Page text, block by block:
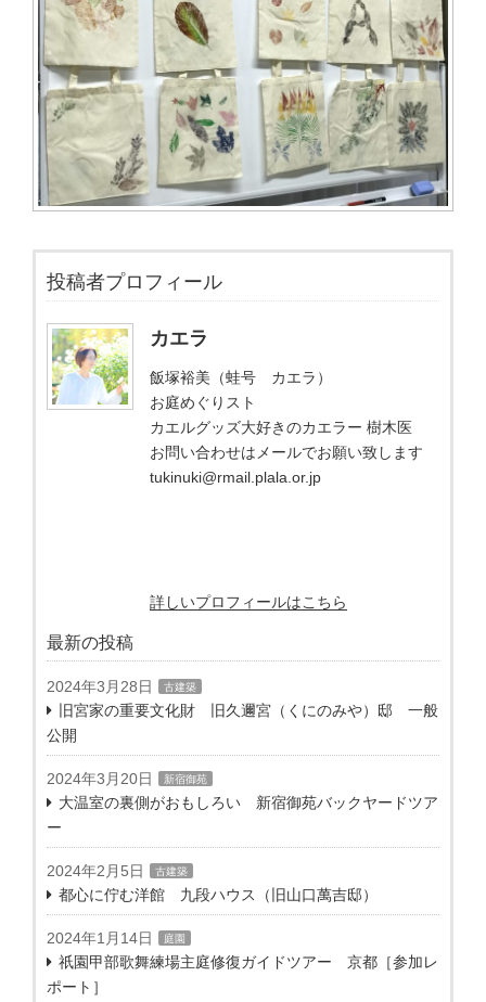
投稿者プロフィール
カエラ
飯塚裕美（蛙号 カエラ）
お庭めぐりスト
カエルグッズ大好きのカエラー 樹木医
お問い合わせはメールでお願い致します
tukinuki@rmail.plala.or.jp
詳しいプロフィールはこちら
最新の投稿
2024年3月28日 古建築
旧宮家の重要文化財 旧久邇宮（くにのみや）邸 一般
公開
2024年3月20日 新宿御苑
大温室の裏側がおもしろい 新宿御苑バックヤードツア
ー
2024年2月5日 古建築
都心に佇む洋館 九段ハウス（旧山口萬吉邸）
2024年1月14日 庭園
祇園甲部歌舞練場主庭修復ガイドツアー 京都［参加レ
ポート］